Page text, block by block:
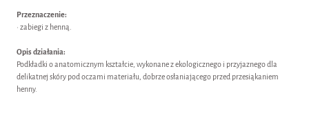
Przeznaczenie:
• zabiegi z henną.
Opis działania:
Podkładki o anatomicznym kształcie, wykonane z ekologicznego i przyjaznego dla
delikatnej skóry pod oczami materiału, dobrze osłaniającego przed przesiąkaniem
henny.